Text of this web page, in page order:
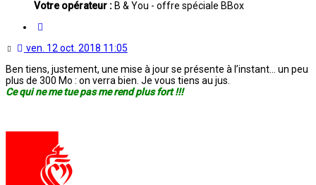
Votre opérateur : B & You - offre spéciale BBox
Message
lu
ven. 12 oct. 2018 11:05
Ben tiens, justement, une mise à jour se présente à l’instant… un peu
plus de 300 Mo : on verra bien. Je vous tiens au jus.
Ce qui ne me tue pas me rend plus fort !!!